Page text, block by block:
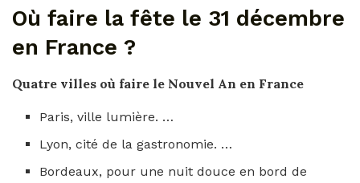
Où faire la fête le 31 décembre
en France ?
Quatre villes où faire le Nouvel An en France
Paris, ville lumière. …
Lyon, cité de la gastronomie. …
Bordeaux, pour une nuit douce en bord de